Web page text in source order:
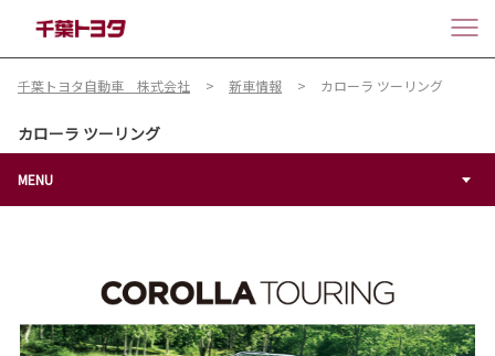
千葉トヨタ自動車 株式会社 新車情報 カローラ ツーリング
カローラ ツーリング
MENU